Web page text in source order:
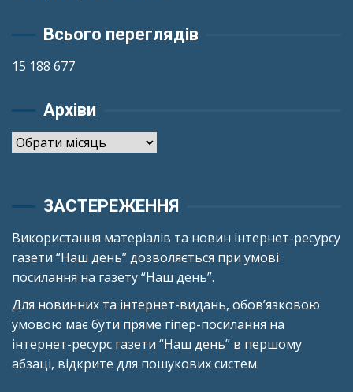
Всього переглядів
15 188 677
Архіви
Архіви
ЗАСТЕРЕЖЕННЯ
Використання матеріалів та новин інтернет-ресурсу
газети “Наш день” дозволяється при умові
посилання на газету “Наш день”.
Для новинних та інтернет-видань, обов’язковою
умовою має бути пряме гіпер-посилання на
інтернет-ресурс газети “Наш день” в першому
абзаці, відкрите для пошукових систем.